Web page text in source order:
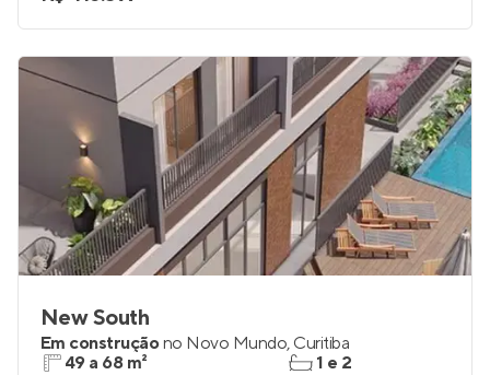
New South
Em construçãono Novo Mundo, Curitiba
49 a 68 m²
1 e 2